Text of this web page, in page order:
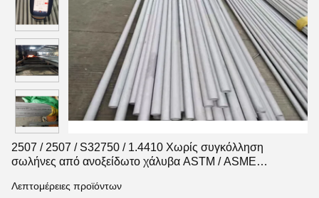
2507 / 2507 / S32750 / 1.4410 Χωρίς συγκόλληση
σωλήνες από ανοξείδωτο χάλυβα ASTM / ASME
Λεπτομέρειες προϊόντων